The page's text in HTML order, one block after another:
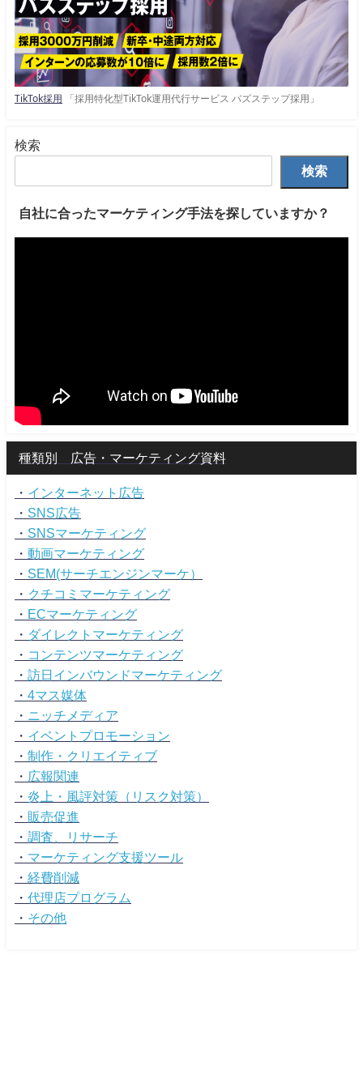
TikTok採用 「採用特化型TikTok運用代行サービス バズステップ採用」
検索
検索
自社に合ったマーケティング手法を探していますか？
種類別 広告・マーケティング資料
・ インターネット広告
・ SNS広告
・ SNSマーケティング
・ 動画マーケティング
・ SEM(サーチエンジンマーケ）
・ クチコミマーケティング
・ ECマーケティング
・ ダイレクトマーケティング
・ コンテンツマーケティング
・ 訪日インバウンドマーケティング
・ 4マス媒体
・ ニッチメディア
・ イベントプロモーション
・ 制作・クリエイティブ
・ 広報関連
・ 炎上・風評対策（リスク対策）
・ 販売促進
・ 調査、リサーチ
・ マーケティング支援ツール
・ 経費削減
・ 代理店プログラム
・ その他